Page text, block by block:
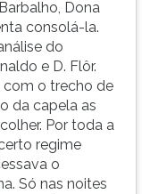
Dona
consolá-la.
do
e D. Flôr.
o trecho de
da capela as
Por toda a
regime
o
Só nas noites